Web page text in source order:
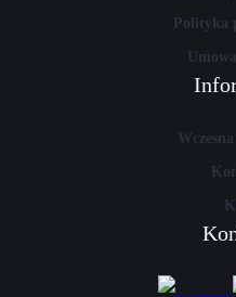
Polityka